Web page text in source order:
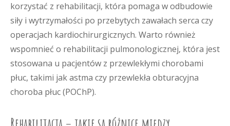
korzystać z rehabilitacji, która pomaga w odbudowie
siły i wytrzymałości po przebytych zawałach serca czy
operacjach kardiochirurgicznych. Warto również
wspomnieć o rehabilitacji pulmonologicznej, która jest
stosowana u pacjentów z przewlekłymi chorobami
płuc, takimi jak astma czy przewlekła obturacyjna
choroba płuc (POChP).